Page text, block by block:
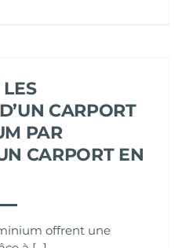
CARPORT
PAR
CARPORT EN
offrent une